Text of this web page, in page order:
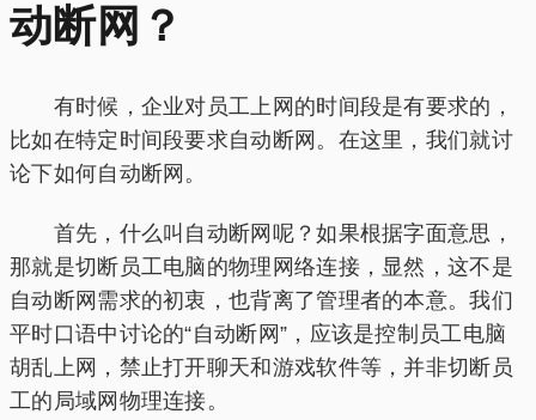
动断网？
有时候，企业对员工上网的时间段是有要求的，
比如在特定时间段要求自动断网。在这里，我们就讨
论下如何自动断网。
首先，什么叫自动断网呢？如果根据字面意思，
那就是切断员工电脑的物理网络连接，显然，这不是
自动断网需求的初衷，也背离了管理者的本意。我们
平时口语中讨论的“自动断网”，应该是控制员工电脑
胡乱上网，禁止打开聊天和游戏软件等，并非切断员
工的局域网物理连接。